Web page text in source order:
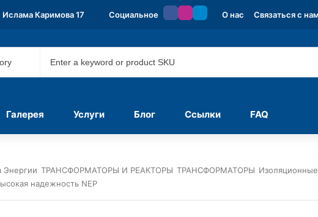
Каримова 17 Социальное О нас Связаться с
Галерея Услуги Блог Ссылки FAQ
Энергии ТРАНСФОРМАТОРЫ И РЕАКТОРЫ ТРАНСФОРМАТОРЫ
надежность NEP